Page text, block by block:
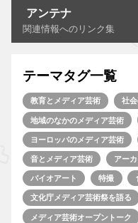
アンテナ
関連情報へのリンク集
テーマタグ一覧
教育とメディア芸術 社
地域のなかのメディア芸術
ヨーロッパのメディア芸術
音とメディア芸術 アー
バイオアート 特撮
文化庁メディア芸術祭を語る
メディア芸術オープントーク